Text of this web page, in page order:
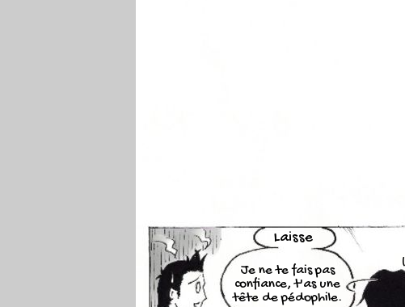
Laisse
Je ne te fais pas
confiance, t'as une
tête de pédophile.